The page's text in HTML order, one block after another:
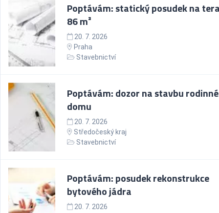
Poptávám: statický posudek na
86 m²
20. 7. 2026
Praha
Stavebnictví
Poptávám: dozor na stavbu
domu
20. 7. 2026
Středočeský kraj
Stavebnictví
Poptávám: posudek rekonstrukce
bytového jádra
20. 7. 2026